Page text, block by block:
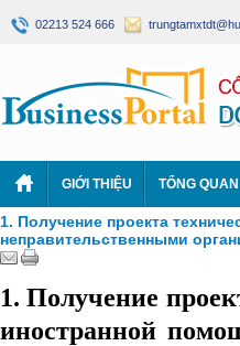
02213 524 666
GIỚI THIỆU TỔNG
1. Получение проекта
неправительственными
1. Получение
иностранной